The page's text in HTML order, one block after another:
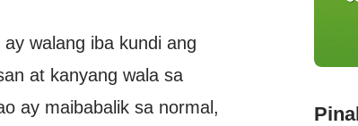
walang iba kundi ang
at kanyang wala sa
ay maibabalik sa normal,